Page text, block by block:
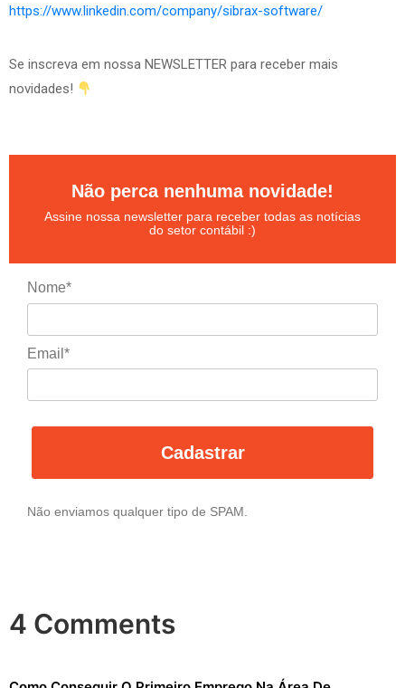
https://www.linkedin.com/company/sibrax-software/
Se inscreva em nossa NEWSLETTER para receber mais
novidades!
Não perca nenhuma novidade!
Assine nossa newsletter para receber todas as notícias
do setor contábil :)
Nome*
Email*
Cadastrar
Não enviamos qualquer tipo de SPAM.
4 Comments